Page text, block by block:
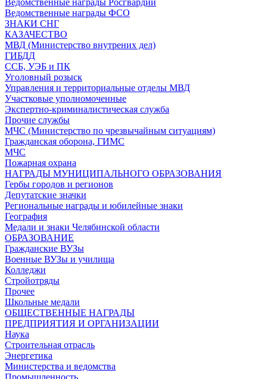
Ведомственные награды Росгвардии
Ведомственные награды ФСО
ЗНАКИ СНГ
КАЗАЧЕСТВО
МВД (Министерство внутрених дел)
ГИБДД
ССБ, УЭБ и ПК
Уголовный розыск
Управления и территориальные отделы МВД
Участковые уполномоченные
Экспертно-криминалистическая служба
Прочие службы
МЧС (Министерство по чрезвычайным ситуациям)
Гражданская оборона, ГИМС
МЧС
Пожарная охрана
НАГРАДЫ МУНИЦИПАЛЬНОГО ОБРАЗОВАНИЯ
Гербы городов и регионов
Депутатские значки
Региональные награды и юбилейные знаки
География
Медали и знаки Челябинской области
ОБРАЗОВАНИЕ
Гражданские ВУЗы
Военные ВУЗы и училища
Колледжи
Стройотряды
Прочее
Школьные медали
ОБЩЕСТВЕННЫЕ НАГРАДЫ
ПРЕДПРИЯТИЯ И ОРГАНИЗАЦИИ
Наука
Строительная отрасль
Энергетика
Министерства и ведомства
Промышленность